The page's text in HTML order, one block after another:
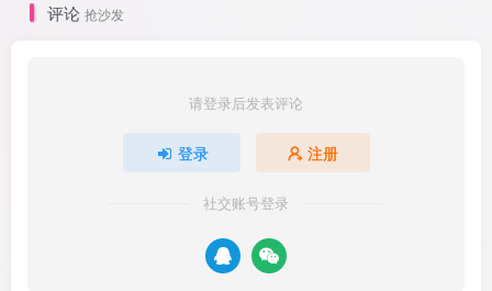
评论 抢沙发
请登录后发表评论
登录 注册
社交账号登录